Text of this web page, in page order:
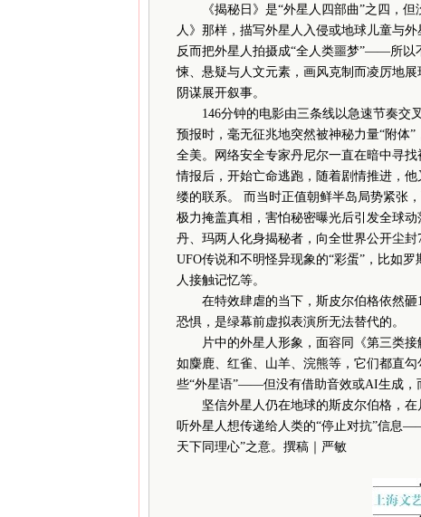
《揭秘日》是“外星人四部曲”之四，但
人》那样，描写外星人入侵或地球儿童与
反而把外星人拍摄成“全人类噩梦”——所以
悚、悬疑与人文元素，画风克制而凌厉地
阴谋展开叙事。
146分钟的电影由三条线以急速节奏交
预报时，毫无征兆地突然被神秘力量“附体
全美。网络安全专家丹尼尔一直在暗中寻
情报后，开始亡命逃跑，随着剧情推进，
缕的联系。 而当时正值朝鲜半岛局势紧张
极力掩盖真相，害怕秘密曝光后引发全球
丹、玛两人化身揭秘者，向全世界公开尘
UFO传说和不明怪异现象的“彩蛋”，比如
人接触记忆等。
在特效肆虐的当下，斯皮尔伯格依然砸
恐惧，是绿幕前虚拟表演所无法替代的。
片中的外星人形象，面容同《第三类接
如麋鹿、红雀、山羊、浣熊等，它们都直
些“外星语”——但没有借助音效或AI生成，
坚信外星人仍在地球的斯皮尔伯格，在
听外星人想传递给人类的“停止对抗”信息
天下同理心”之意。撰稿｜严敏